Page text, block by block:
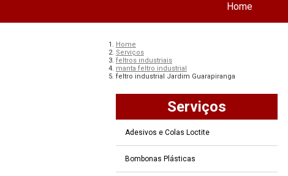
Home
Home
Serviços
feltros industriais
manta feltro industrial
feltro industrial Jardim Guarapiranga
Serviços
Adesivos e Colas Loctite
Bombonas Plásticas